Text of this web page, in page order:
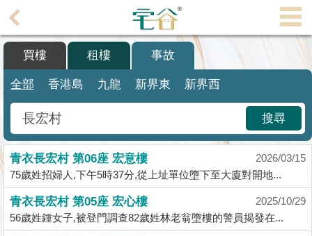
理
主
搵
樓/
成
交
業
主
放
買樓 租樓 事故
全部 香港島 九龍 新界東 新界西
搜尋
青衣長宏村 第06座 宏意樓
2026/03/15
75歲姓招婦人,下午5時37分,從上址單位墮下至大廈對開地...
青衣長宏村 第05座 宏心樓
2025/10/29
56歲姓鍾女子,被登門調查82歲姓林老翁墮樓的警員揭發在...